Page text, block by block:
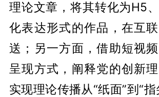
理论文章，将其转化为H5
化表达形式的作品，在互
送；另一方面，借助短视
呈现方式，阐释党的创新理
实现理论传播从“纸面”到“指